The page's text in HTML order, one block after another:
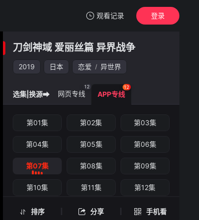
观看记录
我的观影记录
第07集
刀剑神域 爱丽丝篇 异界战争
登录
刀剑神域 爱丽丝篇 异界战争
2019 日本 恋爱 / 异世界
排序 分享 手机看
刀剑神域 爱丽丝篇 异界战争 -第07集
选集|换源➡ 网页专线
12
APP专线
12
第01集 第02集 第03集
第04集 第05集 第06集
第07集 第08集 第09集
第10集 第11集 第12集